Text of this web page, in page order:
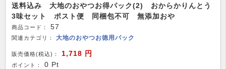
送料込み 大地のおやつお得パック(2) おからかりんとう
3味セット ポスト便 同梱包不可 無添加おや
商品コード： 57
関連カテゴリ： 大地のおやつお徳用パック
販売価格(税込)： 1,718 円
ポイント： 0 Pt